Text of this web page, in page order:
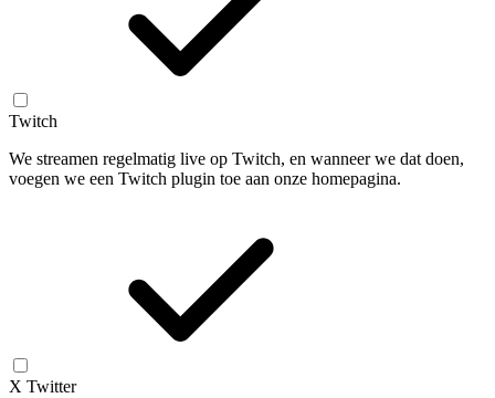
Twitch
We streamen regelmatig live op Twitch, en wanneer we dat doen,
voegen we een Twitch plugin toe aan onze homepagina.
X Twitter